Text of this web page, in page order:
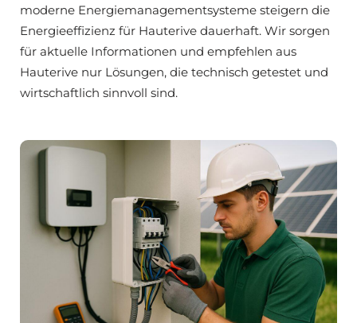
moderne Energiemanagementsysteme steigern die
Energieeffizienz für Hauterive dauerhaft. Wir sorgen
für aktuelle Informationen und empfehlen aus
Hauterive nur Lösungen, die technisch getestet und
wirtschaftlich sinnvoll sind.